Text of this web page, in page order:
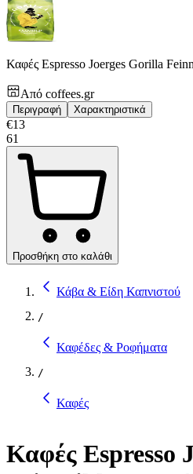
Καφές Espresso Joerges Gorilla
Από coffees.gr
Περιγραφή Χαρακτηριστικά
€13
61
Προσθήκη στο καλάθι
Κάβα & Είδη Καπνιστού
/
Καφέδες & Ροφήματα
/
Καφές
Καφές Espresso